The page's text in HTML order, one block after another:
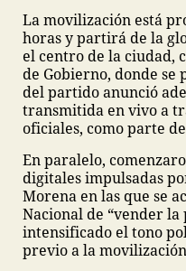
La movilización está
horas y partirá de la
el centro de la ciudad,
de Gobierno, donde
del partido anunció
transmitida en vivo a
oficiales, como parte
En paralelo,
digitales impulsadas
Morena en las que se
Nacional de “vender la
intensificado el tono
previo a la